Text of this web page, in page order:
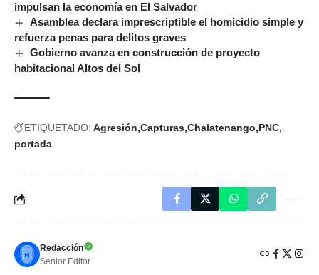
impulsan la economía en El Salvador
Asamblea declara imprescriptible el homicidio simple y
refuerza penas para delitos graves
Gobierno avanza en construcción de proyecto
habitacional Altos del Sol
ETIQUETADO: Agresión Capturas Chalatenango PNC
portada
Redacción
Senior Editor